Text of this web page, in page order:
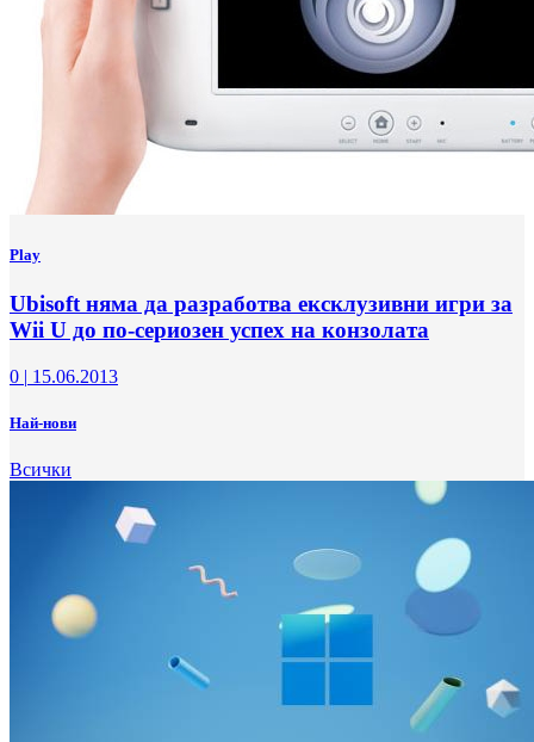
Play
Ubisoft няма да разработва ексклузивни игри за
Wii U до по-сериозен успех на конзолата
0 | 15.06.2013
Най-нови
Всички